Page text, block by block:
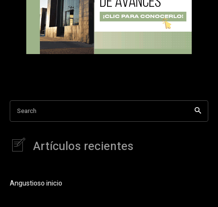
Search
Artículos recientes
Angustioso inicio